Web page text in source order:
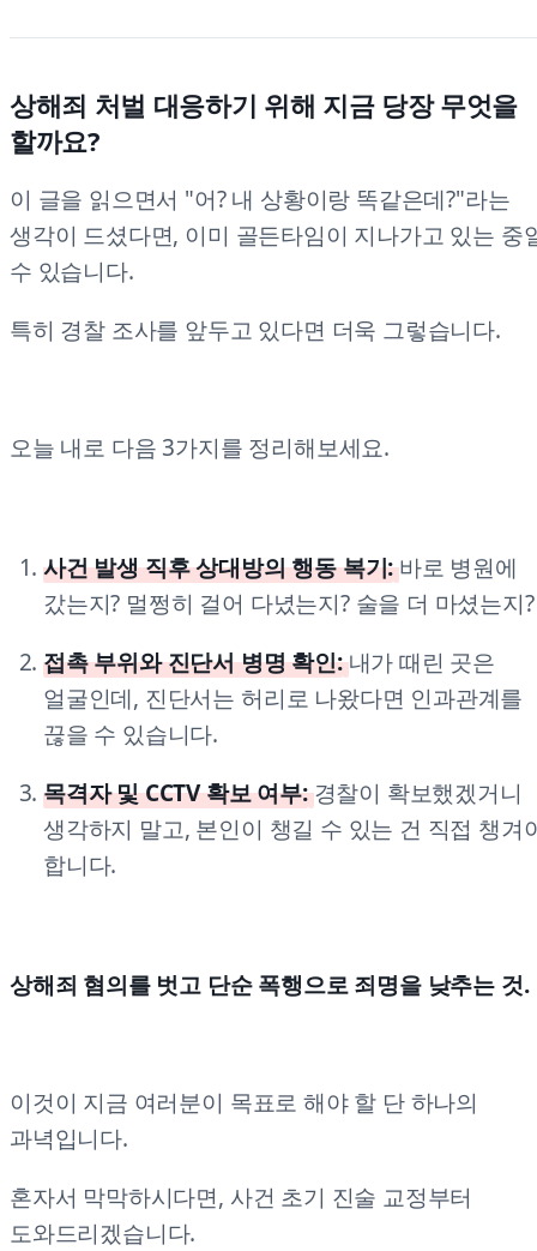
상해죄 처벌 대응하기 위해 지금 당장 무엇을
할까요?
이 글을 읽으면서 "어? 내 상황이랑 똑같은데?"라는
생각이 드셨다면, 이미 골든타임이 지나가고 있는 중
수 있습니다.
특히 경찰 조사를 앞두고 있다면 더욱 그렇습니다.
오늘 내로 다음 3가지를 정리해보세요.
사건 발생 직후 상대방의 행동 복기: 바로 병원에
갔는지? 멀쩡히 걸어 다녔는지? 술을 더 마셨는지?
접촉 부위와 진단서 병명 확인:내가 때린 곳은
얼굴인데, 진단서는 허리로 나왔다면 인과관계를
끊을 수 있습니다.
목격자 및 CCTV 확보 여부:경찰이 확보했겠거니
생각하지 말고, 본인이 챙길 수 있는 건 직접 챙겨
합니다.
상해죄 혐의를 벗고 단순 폭행으로 죄명을 낮추는 것.
이것이 지금 여러분이 목표로 해야 할 단 하나의
과녁입니다.
혼자서 막막하시다면, 사건 초기 진술 교정부터
도와드리겠습니다.